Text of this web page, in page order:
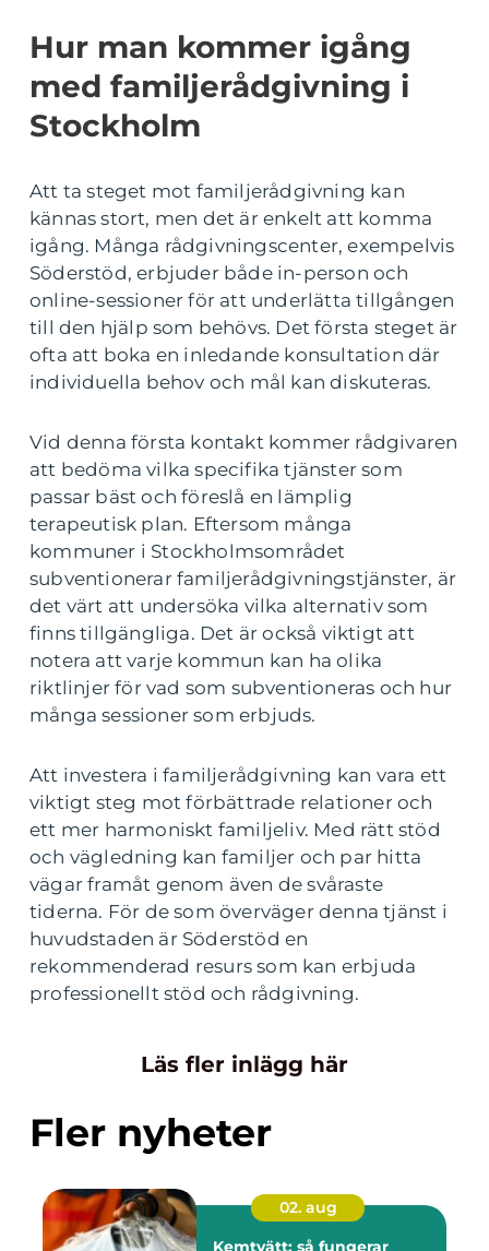
Hur man kommer igång
med familjerådgivning i
Stockholm
Att ta steget mot familjerådgivning kan
kännas stort, men det är enkelt att komma
igång. Många rådgivningscenter, exempelvis
Söderstöd, erbjuder både in-person och
online-sessioner för att underlätta tillgången
till den hjälp som behövs. Det första steget är
ofta att boka en inledande konsultation där
individuella behov och mål kan diskuteras.
Vid denna första kontakt kommer rådgivaren
att bedöma vilka specifika tjänster som
passar bäst och föreslå en lämplig
terapeutisk plan. Eftersom många
kommuner i Stockholmsområdet
subventionerar familjerådgivningstjänster, är
det värt att undersöka vilka alternativ som
finns tillgängliga. Det är också viktigt att
notera att varje kommun kan ha olika
riktlinjer för vad som subventioneras och hur
många sessioner som erbjuds.
Att investera i familjerådgivning kan vara ett
viktigt steg mot förbättrade relationer och
ett mer harmoniskt familjeliv. Med rätt stöd
och vägledning kan familjer och par hitta
vägar framåt genom även de svåraste
tiderna. För de som överväger denna tjänst i
huvudstaden är Söderstöd en
rekommenderad resurs som kan erbjuda
professionellt stöd och rådgivning.
Läs fler inlägg här
Fler nyheter
02. aug
Kemtvätt: så fungerar